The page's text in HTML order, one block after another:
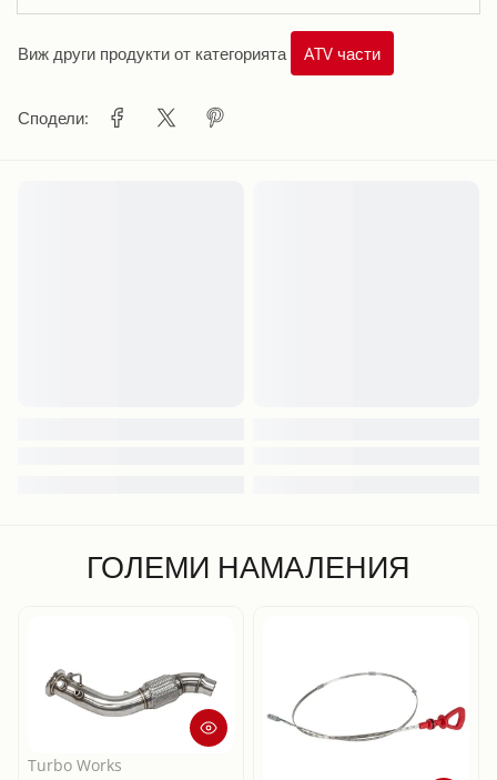
Виж други продукти от категорията ATV части
Сподели:
ГОЛЕМИ НАМАЛЕНИЯ
Turbo Works